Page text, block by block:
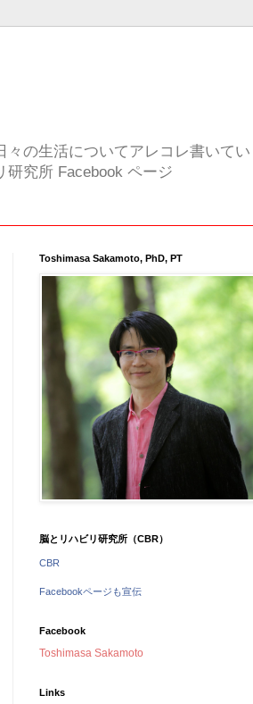
の生活についてアレコレ書いてい
研究所 Facebook ページ
Toshimasa Sakamoto, PhD, PT
脳とリハビリ研究所（CBR）
CBR
Facebookページも宣伝
Facebook
Toshimasa Sakamoto
Links